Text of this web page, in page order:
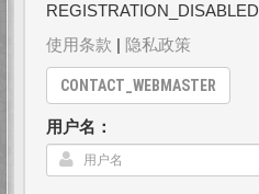
REGISTRATION_DISABLED
使用条款 | 隐私政策
CONTACT_WEBMASTER
用户名：